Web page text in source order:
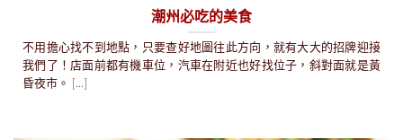
潮州必吃的美食
不用擔心找不到地點，只要查好地圖往此方向，就有大大的招牌迎接
我們了！店面前都有機車位，汽車在附近也好找位子，斜對面就是黃
昏夜市。 [...]